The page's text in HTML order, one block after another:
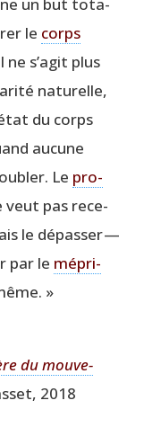
le corps
s’a­git plus
natu­relle,
du corps
aucune
Le pro­
veut pas rece­
le dépas­ser —
par le mépri­
»
du mou­ve­
2018